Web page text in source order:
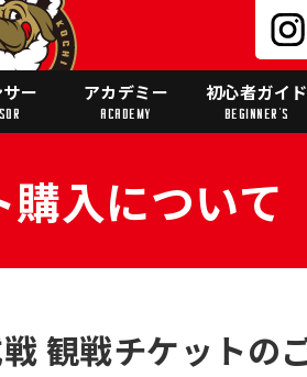
ー アカデミー
ACADEMY
初心者ガイド
BEGINNER'S
購入について
観戦チケットの